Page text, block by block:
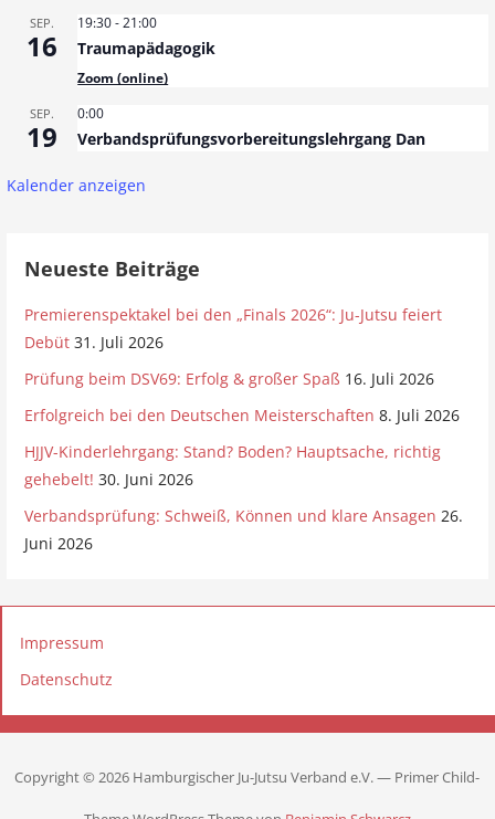
a
o
n
SEP.
16
19:30-21:00
Traumapädagogik
Zoom (online)
SEP.
19
0:00
Verbandsprüfungsvorbereitungslehrgang Dan
Kalender anzeigen
Neueste Beiträge
Premierenspektakel bei den „Finals 2026“: Ju-Jutsu feiert
Debüt 31. Juli 2026
Prüfung beim DSV69: Erfolg & großer Spaß 16. Juli 2026
Erfolgreich bei den Deutschen Meisterschaften 8. Juli 2026
HJJV-Kinderlehrgang: Stand? Boden? Hauptsache, richtig
gehebelt! 30. Juni 2026
Verbandsprüfung: Schweiß, Können und klare Ansagen 26.
Juni 2026
Impressum
Datenschutz
Copyright © 2026 Hamburgischer Ju-Jutsu Verband e.V. — Primer Child-